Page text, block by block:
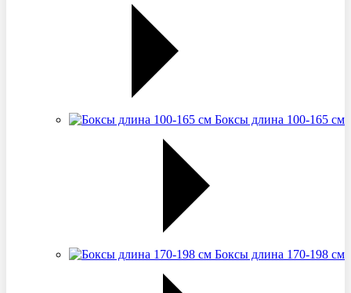
Боксы длина 100-165 см
Боксы длина 170-198 см